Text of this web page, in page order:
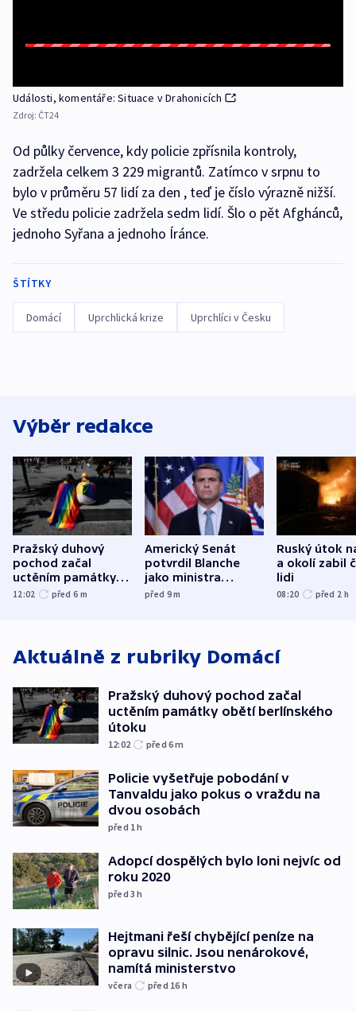
Události, komentáře: Situace v Drahonicích
Zdroj: ČT24
Od půlky července, kdy policie zpřísnila kontroly,
zadržela celkem 3 229 migrantů. Zatímco v srpnu to
bylo v průměru 57 lidí za den , teď je číslo výrazně nižší.
Ve středu policie zadržela sedm lidí. Šlo o pět Afghánců,
jednoho Syřana a jednoho Íránce.
ŠTÍTKY
Domácí Uprchlická krize Uprchlíci v Česku
Výběr redakce
Pražský duhový
pochod začal
uctěním památky
obětí berlínského
12:02 před 6 m
Americký Senát
potvrdil Blanche
jako ministra
spravedlnosti
před 9m
Ruský útok
a okolí zabil
lidi
08:20 před 2 h
Aktuálně z rubriky Domácí
Pražský duhový pochod začal
uctěním památky obětí berlínského
útoku
12:02 před 6m
Policie vyšetřuje pobodání v
Tanvaldu jako pokus o vraždu na
dvou osobách
před 1h
Adopcí dospělých bylo loni nejvíc od
roku 2020
před 3h
Hejtmani řeší chybějící peníze na
opravu silnic. Jsou nenárokové,
namítá ministerstvo
včera před 16 h